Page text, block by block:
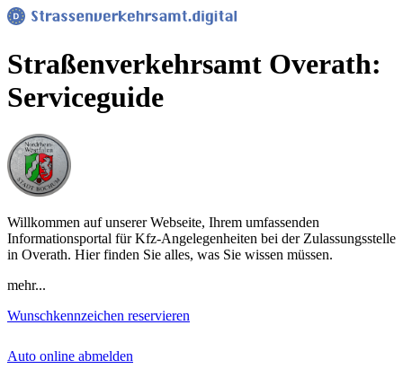
Straßenverkehrsamt Overath:
Serviceguide
Willkommen auf unserer Webseite, Ihrem umfassenden
Informationsportal für Kfz-Angelegenheiten bei der Zulassungsstelle
in Overath. Hier finden Sie alles, was Sie wissen müssen.
mehr...
Wunschkennzeichen reservieren
Auto online abmelden